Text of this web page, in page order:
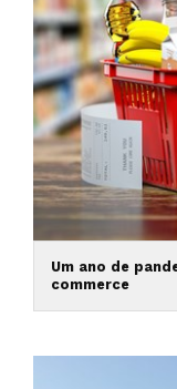
Um ano de
commerce